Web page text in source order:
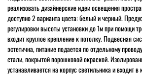
реализовать дизайнерские идеи освещения
доступно 2 варианта цвета: белый и черный.
регулировки высоты установки до 1м при помощи
входит круглое крепление к потолку. Подвесная
эстетична, питание подается по отдельному
стали, покрытой порошковой окраской.
устанавливается на корпус светильника и входит в